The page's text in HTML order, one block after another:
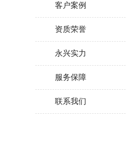
客户案例
资质荣誉
永兴实力
服务保障
联系我们